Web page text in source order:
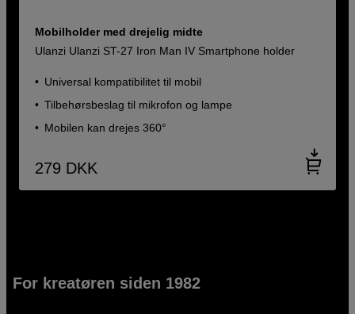
Mobilholder med drejelig midte
Ulanzi Ulanzi ST-27 Iron Man IV Smartphone holder
Universal kompatibilitet til mobil
Tilbehørsbeslag til mikrofon og lampe
Mobilen kan drejes 360°
279 DKK
For kreatøren siden 1982